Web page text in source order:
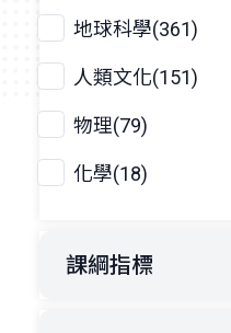
地球科學(361)
人類文化(151)
物理(79)
化學(18)
課綱指標